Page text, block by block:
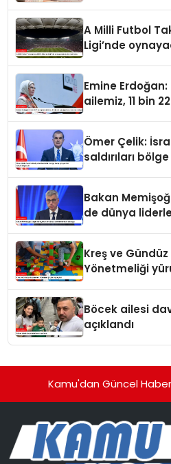
A Milli Futbol
Ligi’nde
Emine
ailemiz, 11 bin
Ömer Çelik:
saldırıları
Bakan
de dünya
Kreş ve
Yönetmeliği
Böcek ailesi
açıklandı
Kamu'dan Güncel